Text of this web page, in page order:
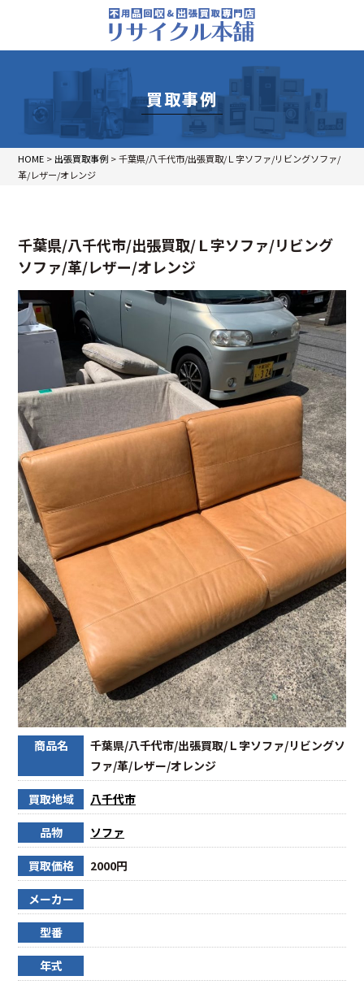
買取事例
HOME > 出張買取事例 >千葉県/八千代市/出張買取/Ｌ字ソファ/リビングソファ/
革/レザー/オレンジ
千葉県/八千代市/出張買取/Ｌ字ソファ/リビング
ソファ/革/レザー/オレンジ
商品名
千葉県/八千代市/出張買取/Ｌ字ソファ/リビングソ
ファ/革/レザー/オレンジ
買取地域 八千代市
品物 ソファ
買取価格 2000円
メーカー
型番
年式